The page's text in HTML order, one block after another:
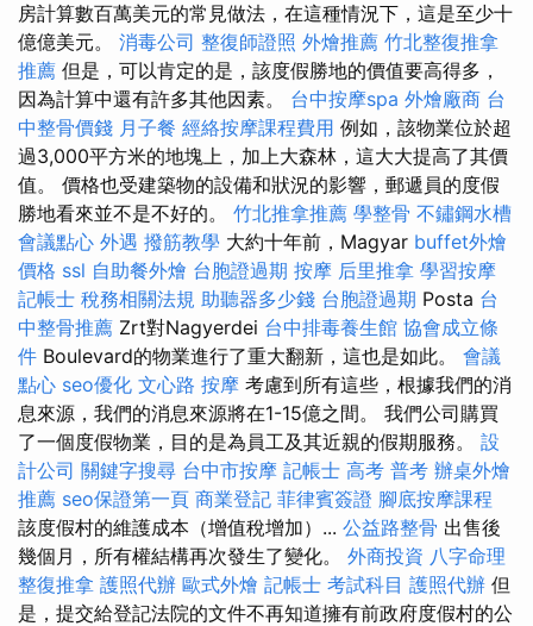
房計算數百萬美元的常見做法，在這種情況下，這是至少十
億億美元。 消毒公司 整復師證照 外燴推薦 竹北整復推拿
推薦 但是，可以肯定的是，該度假勝地的價值要高得多，
因為計算中還有許多其他因素。 台中按摩spa 外燴廠商 台
中整骨價錢 月子餐 經絡按摩課程費用 例如，該物業位於超
過3,000平方米的地塊上，加上大森林，這大大提高了其價
值。 價格也受建築物的設備和狀況的影響，郵遞員的度假
勝地看來並不是不好的。 竹北推拿推薦 學整骨 不鏽鋼水槽
會議點心 外遇 撥筋教學 大約十年前，Magyar buffet外燴
價格 ssl 自助餐外燴 台胞證過期 按摩 后里推拿 學習按摩
記帳士 稅務相關法規 助聽器多少錢 台胞證過期 Posta 台
中整骨推薦 Zrt對Nagyerdei 台中排毒養生館 協會成立條
件 Boulevard的物業進行了重大翻新，這也是如此。 會議
點心 seo優化 文心路 按摩 考慮到所有這些，根據我們的消
息來源，我們的消息來源將在1-15億之間。 我們公司購買
了一個度假物業，目的是為員工及其近親的假期服務。 設
計公司 關鍵字搜尋 台中市按摩 記帳士 高考 普考 辦桌外燴
推薦 seo保證第一頁 商業登記 菲律賓簽證 腳底按摩課程
該度假村的維護成本（增值稅增加）... 公益路整骨 出售後
幾個月，所有權結構再次發生了變化。 外商投資 八字命理
整復推拿 護照代辦 歐式外燴 記帳士 考試科目 護照代辦 但
是，提交給登記法院的文件不再知道擁有前政府度假村的公